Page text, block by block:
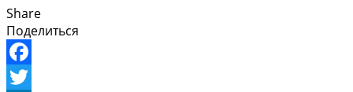
Share
Поделиться
Facebook